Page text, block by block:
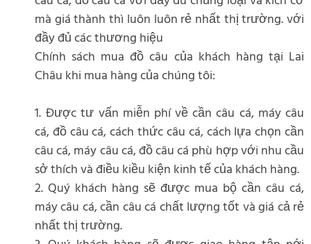
mà giá thành thì luôn luôn rẻ nhất thị trường. với
đầy đủ các thương hiệu
Chính sách mua đồ câu của khách hàng tại Lai
Châu khi mua hàng của chúng tôi:
1. Được tư vấn miễn phí về cần câu cá, máy câu
cá, đồ câu cá, cách thức câu cá, cách lựa chọn cần
câu cá, máy câu cá, đồ câu cá phù hợp với nhu cầu
sở thích và điều kiều kiện kinh tế của khách hàng.
2. Quý khách hàng sẽ được mua bộ cần câu cá,
máy câu cá, cần câu cá chất lượng tốt và giá cả rẻ
nhất thị trường.